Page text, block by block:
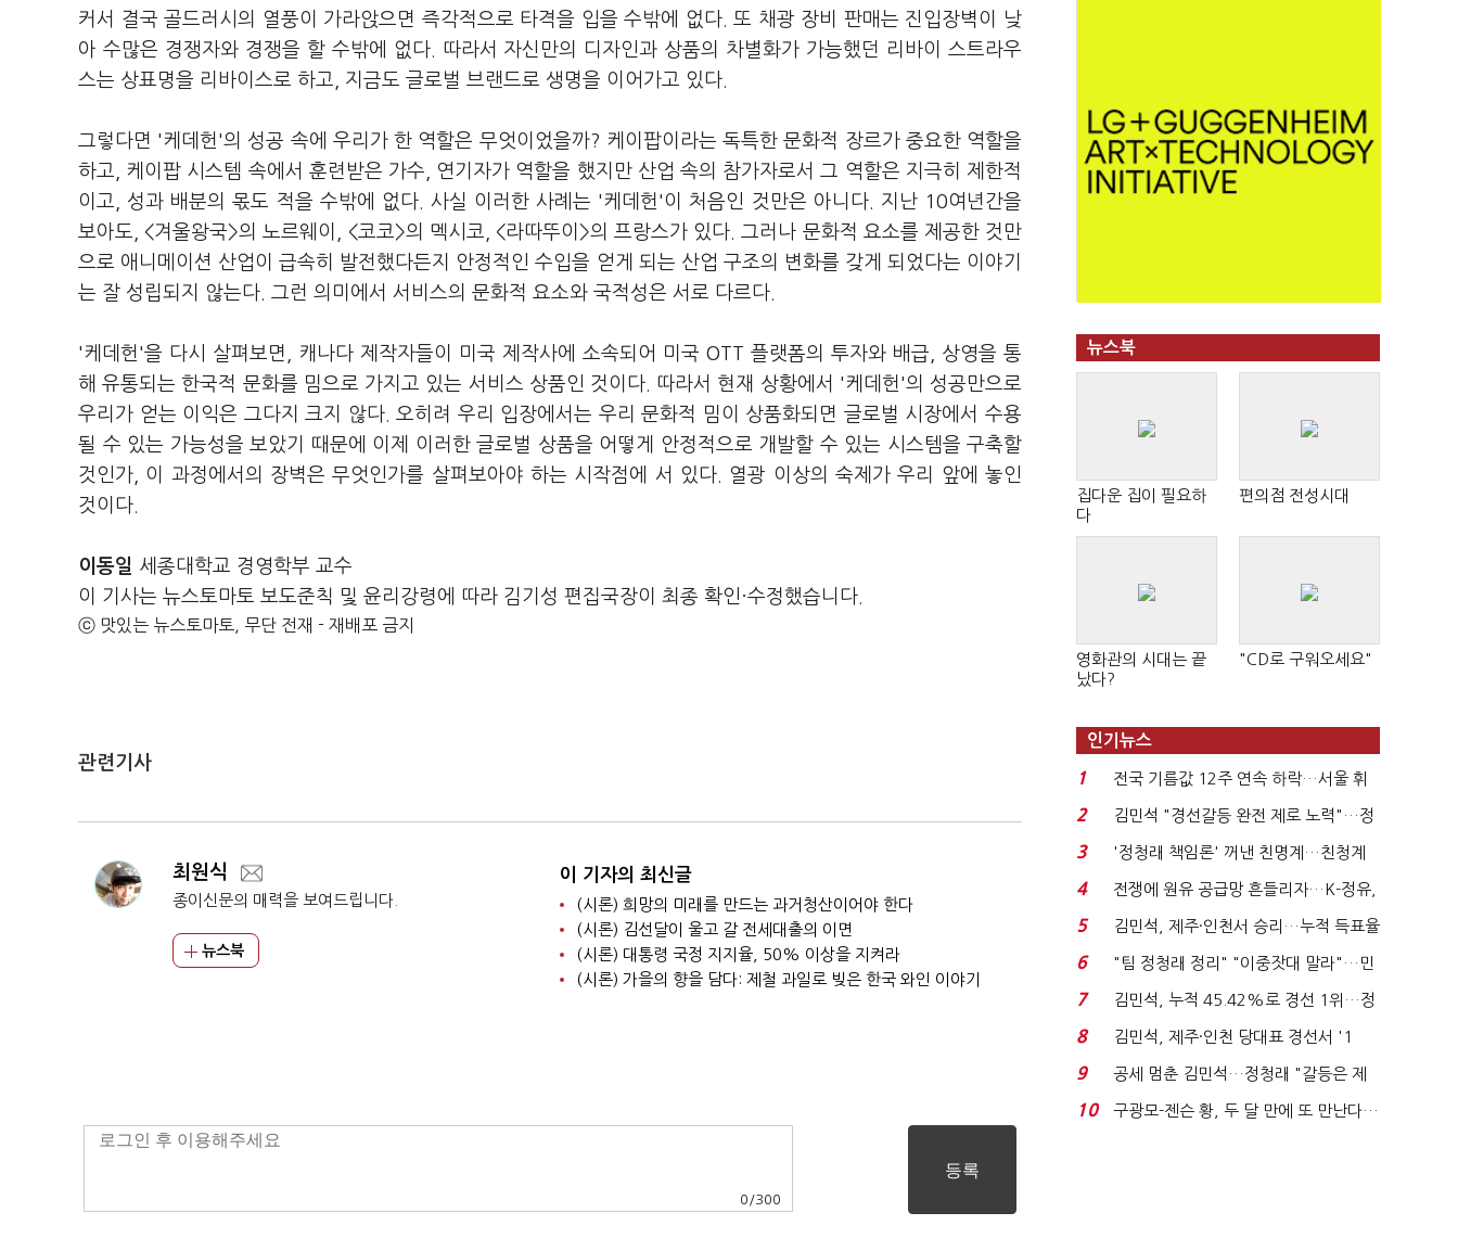
커서 결국 골드러시의 열풍이 가라앉으면 즉각적으로 타격을 입을 수밖에 없다. 또 채광 장비 판매는 진입장벽이 낮
아 수많은 경쟁자와 경쟁을 할 수밖에 없다. 따라서 자신만의 디자인과 상품의 차별화가 가능했던 리바이 스트라우
스는 상표명을 리바이스로 하고, 지금도 글로벌 브랜드로 생명을 이어가고 있다.
그렇다면 '케데헌'의 성공 속에 우리가 한 역할은 무엇이었을까? 케이팝이라는 독특한 문화적 장르가 중요한 역할을
하고, 케이팝 시스템 속에서 훈련받은 가수, 연기자가 역할을 했지만 산업 속의 참가자로서 그 역할은 지극히 제한적
이고, 성과 배분의 몫도 적을 수밖에 없다. 사실 이러한 사례는 '케데헌'이 처음인 것만은 아니다. 지난 10여년간을
보아도, <겨울왕국>의 노르웨이, <코코>의 멕시코, <라따뚜이>의 프랑스가 있다. 그러나 문화적 요소를 제공한 것만
으로 애니메이션 산업이 급속히 발전했다든지 안정적인 수입을 얻게 되는 산업 구조의 변화를 갖게 되었다는 이야기
는 잘 성립되지 않는다. 그런 의미에서 서비스의 문화적 요소와 국적성은 서로 다르다.
'케데헌'을 다시 살펴보면, 캐나다 제작자들이 미국 제작사에 소속되어 미국 OTT 플랫폼의 투자와 배급, 상영을 통
해 유통되는 한국적 문화를 밈으로 가지고 있는 서비스 상품인 것이다. 따라서 현재 상황에서 '케데헌'의 성공만으로
우리가 얻는 이익은 그다지 크지 않다. 오히려 우리 입장에서는 우리 문화적 밈이 상품화되면 글로벌 시장에서 수용
될 수 있는 가능성을 보았기 때문에 이제 이러한 글로벌 상품을 어떻게 안정적으로 개발할 수 있는 시스템을 구축할
것인가, 이 과정에서의 장벽은 무엇인가를 살펴보아야 하는 시작점에 서 있다. 열광 이상의 숙제가 우리 앞에 놓인
것이다.
이동일 세종대학교 경영학부 교수
이 기사는 뉴스토마토 보도준칙 및 윤리강령에 따라 김기성 편집국장이 최종 확인·수정했습니다.
ⓒ 맛있는 뉴스토마토, 무단 전재 - 재배포 금지
관련기사
최원식
종이신문의 매력을 보여드립니다.
뉴스북
이 기자의 최신글
(시론) 희망의 미래를 만드는 과거청산이어야 한다
(시론) 김선달이 울고 갈 전세대출의 이면
(시론) 대통령 국정 지지율, 50% 이상을 지켜라
(시론) 가을의 향을 담다: 제철 과일로 빚은 한국 와인 이야기
0 /300
뉴스북
집다운 집이 필요하
다
편의점 전성시대
영화관의 시대는 끝
났다?
"CD로 구워오세요"
인기뉴스
1
전국 기름값 12주 연속 하락…서울 휘
발윳값 1909원...
2
김민석 "경선갈등 완전 제로 노력"…정
청래 "반명 공세 사...
3
'정청래 책임론' 꺼낸 친명계…친청계
는 추가투표 때리기...
4
전쟁에 원유 공급망 흔들리자…K-정유,
에너지안보 핵심...
5
김민석, 제주·인천서 승리…누적 득표율
'1위 탈환'(종합)...
6
"팀 정청래 정리" "이중잣대 말라"…민
주 최고위원 계파 다...
7
김민석, 누적 45.42%로 경선 1위…정
청래와 격차 0.86%p(...
8
김민석, 제주·인천 당대표 경선서 '1
위'(1보)...
9
공세 멈춘 김민석…정청래 "갈등은 제
가 수습"
10
구광모-젠슨 황, 두 달 만에 또 만난다…